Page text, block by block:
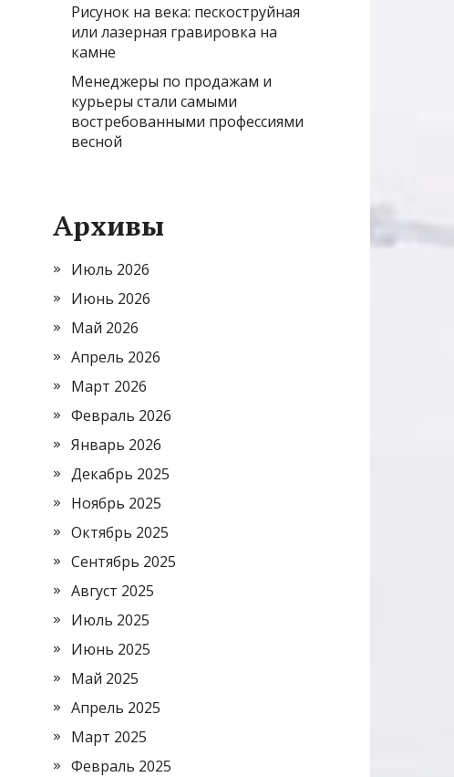
Рисунок на века: пескоструйная
или лазерная гравировка на
камне
Менеджеры по продажам и
курьеры стали самыми
востребованными профессиями
весной
Архивы
Июль 2026
Июнь 2026
Май 2026
Апрель 2026
Март 2026
Февраль 2026
Январь 2026
Декабрь 2025
Ноябрь 2025
Октябрь 2025
Сентябрь 2025
Август 2025
Июль 2025
Июнь 2025
Май 2025
Апрель 2025
Март 2025
Февраль 2025